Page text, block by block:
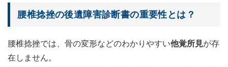
腰椎捻挫の後遺障害診断書の重要性とは？
腰椎捻挫では、骨の変形などのわかりやすい他覚所見が存
在しません。